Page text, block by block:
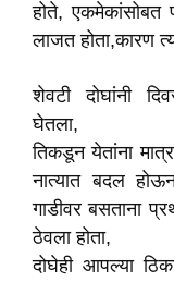
होते, एकमेकांसोबत
लाजत होता,कारण
शेवटी दोघांनी
घेतला,
तिकडून येतांना
नात्यात बदल
गाडीवर बसताना
ठेवला होता,
दोघेही आपल्या